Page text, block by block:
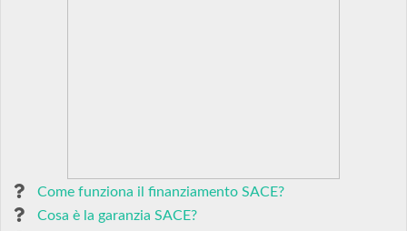
Come funziona il finanziamento SACE?
Cosa è la garanzia SACE?